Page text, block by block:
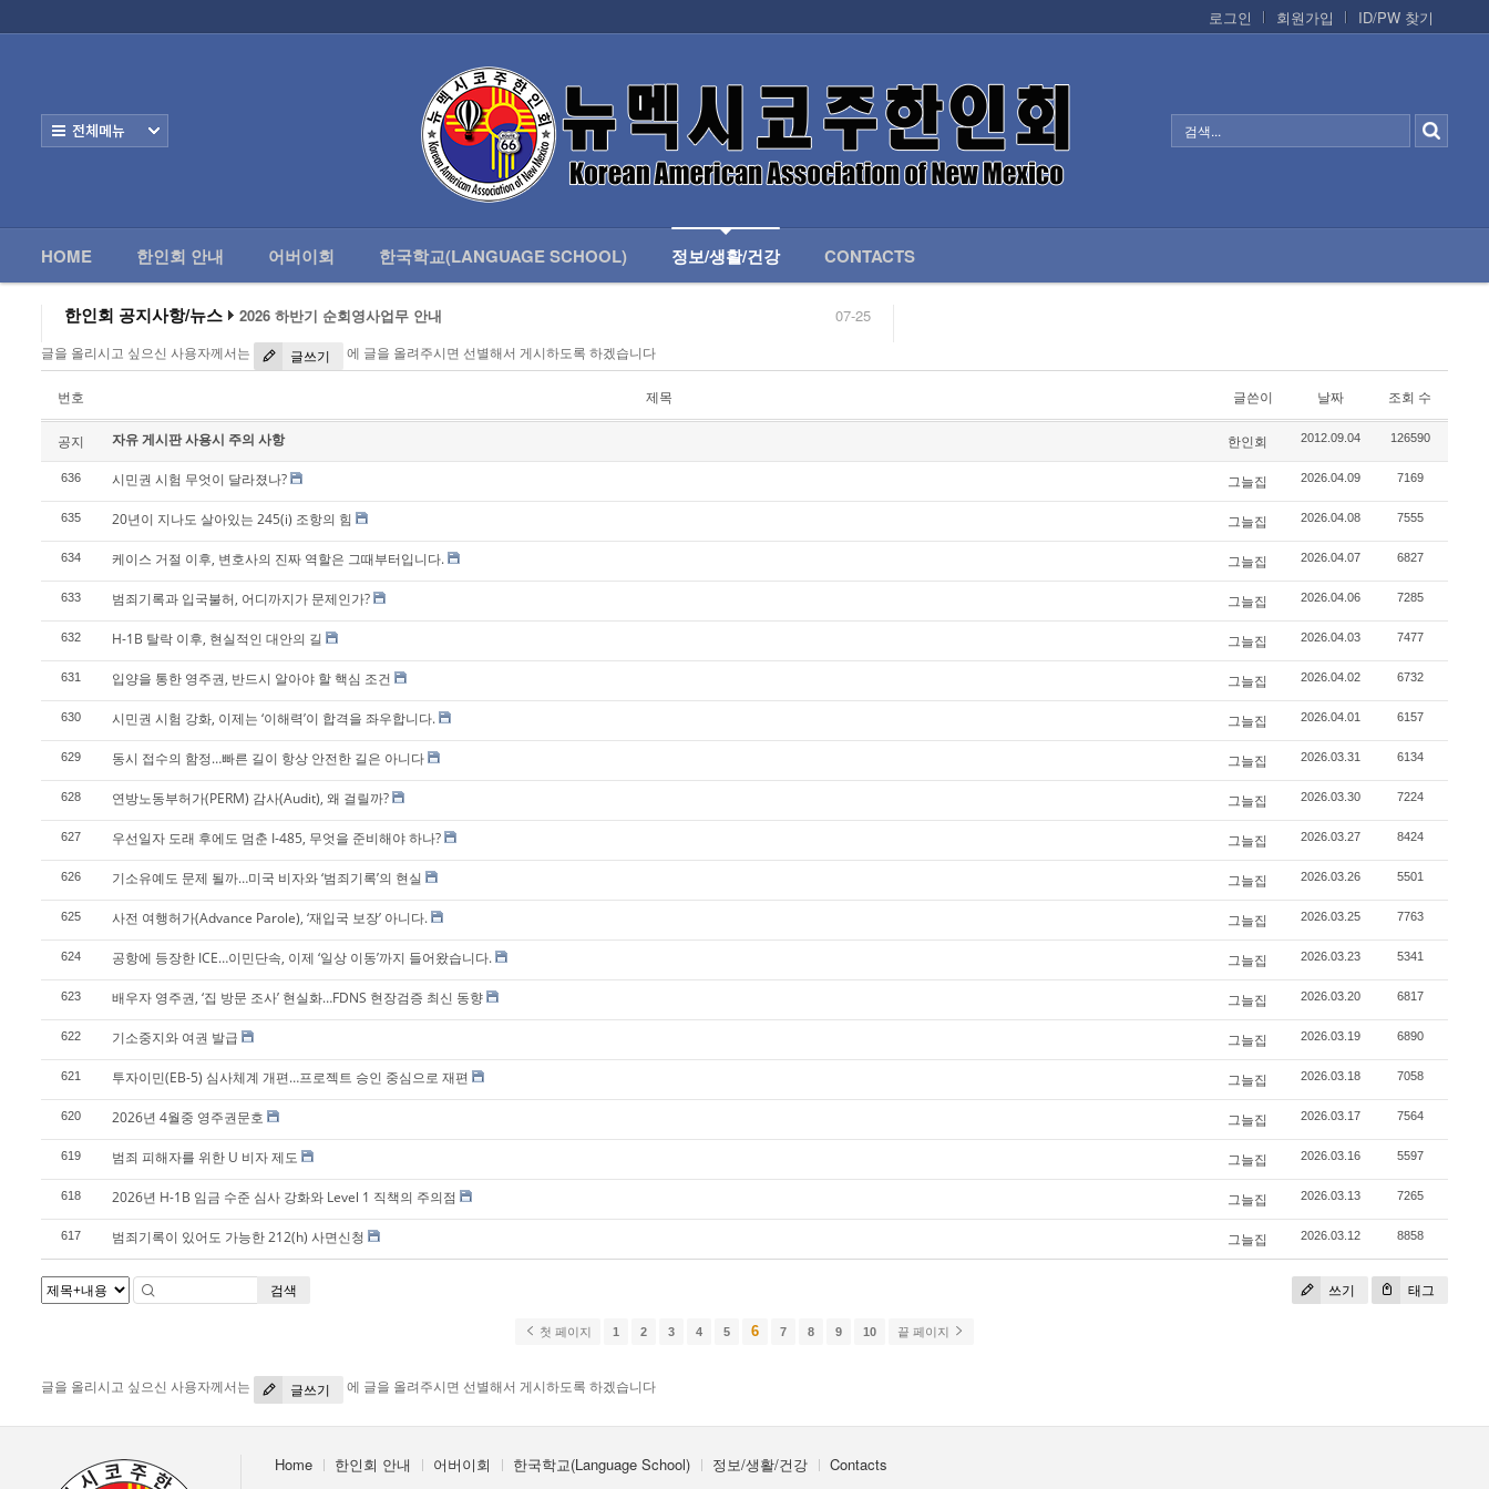
로그인
회원가입 ID/PW 찾기
HOME 한인회 안내 어버이회 한국학교(LANGUAGE SCHOOL) 정보/생활/건강 CONTACTS
한인회 공지사항/뉴스 07-25
2026 하반기 순회영사업무 안내
왕과 사는 남자 앨버커키에서 영화 상영합니다.
02-20
알버커키 감리교회 부흥회 조영진 목사님
07-25
2026 하반기 순회영사업무 안내
글을 올리시고 싶으신 사용자께서는 글쓰기 에 글을 올려주시면 선별해서 게시하도록 하겠습니다
번호 제목 글쓴이 날짜 조회 수
공지 자유 게시판 사용시 주의 사항 한인회 2012.09.04 126590
636 시민권 시험 무엇이 달라졌나? 그늘집 2026.04.09 7169
635 20년이 지나도 살아있는 245(i) 조항의 힘 그늘집 2026.04.08 7555
634 케이스 거절 이후, 변호사의 진짜 역할은 그때부터입니다. 그늘집 2026.04.07 6827
633 범죄기록과 입국불허, 어디까지가 문제인가? 그늘집 2026.04.06 7285
632 H-1B 탈락 이후, 현실적인 대안의 길 그늘집 2026.04.03 7477
631 입양을 통한 영주권, 반드시 알아야 할 핵심 조건 그늘집 2026.04.02 6732
630 시민권 시험 강화, 이제는 ‘이해력’이 합격을 좌우합니다. 그늘집 2026.04.01 6157
629 동시 접수의 함정…빠른 길이 항상 안전한 길은 아니다 그늘집 2026.03.31 6134
628 연방노동부허가(PERM) 감사(Audit), 왜 걸릴까? 그늘집 2026.03.30 7224
627 우선일자 도래 후에도 멈춘 I-485, 무엇을 준비해야 하나? 그늘집 2026.03.27 8424
626 기소유예도 문제 될까…미국 비자와 ‘범죄기록’의 현실 그늘집 2026.03.26 5501
625 사전 여행허가(Advance Parole), ‘재입국 보장’ 아니다. 그늘집 2026.03.25 7763
624 공항에 등장한 ICE…이민단속, 이제 ‘일상 이동’까지 들어왔습니다. 그늘집 2026.03.23 5341
623 배우자 영주권, ‘집 방문 조사’ 현실화…FDNS 현장검증 최신 동향 그늘집 2026.03.20 6817
622 기소중지와 여권 발급 그늘집 2026.03.19 6890
621 투자이민(EB-5) 심사체계 개편…프로젝트 승인 중심으로 재편 그늘집 2026.03.18 7058
620 2026년 4월중 영주권문호 그늘집 2026.03.17 7564
619 범죄 피해자를 위한 U 비자 제도 그늘집 2026.03.16 5597
618 2026년 H-1B 임금 수준 심사 강화와 Level 1 직책의 주의점 그늘집 2026.03.13 7265
617 범죄기록이 있어도 가능한 212(h) 사면신청 그늘집 2026.03.12 8858
쓰기 태그
검색
첫 페이지 1 2 3 4 5 6 7 8 9 10 끝 페이지
글을 올리시고 싶으신 사용자께서는 글쓰기 에 글을 올려주시면 선별해서 게시하도록 하겠습니다
Home 한인회 안내 어버이회 한국학교(Language School) 정보/생활/건강 Contacts
한인회 안내
정보/생활/건강
- 한인회총람(2012)
- 뉴멕시코 한인업소록
- 뉴멕시코골프회
Contacts